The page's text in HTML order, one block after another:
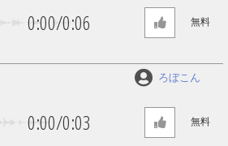
0:00/0:06 無料
0:00/0:03
ろぼこん
無料